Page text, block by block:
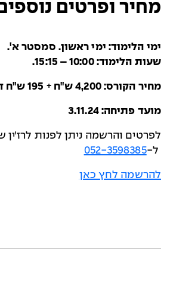
מחיר ופרטים
ימי הלימוד: ימי ראשון. סמסטר א'.
שעות הלימוד: 10:00 – 15:15
.
מחיר הקורס: 4,200 ש"ח + 195 ש"ח דמי הרשמה
מועד פתיחה: 3.11.24
לפרטים והרשמה ניתן לפנות לרז׳ין
ל-052-3598385
להרשמה לחץ כאן